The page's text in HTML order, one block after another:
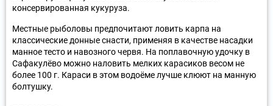
консервированная кукуруза.
Местные рыболовы предпочитают ловить карпа на
классические донные снасти, применяя в качестве насадки
манное тесто и навозного червя. На поплавочную удочку в
Сафакулёво можно наловить мелких карасиков весом не
более 100 г. Караси в этом водоёме лучше клюют на манную
болтушку.